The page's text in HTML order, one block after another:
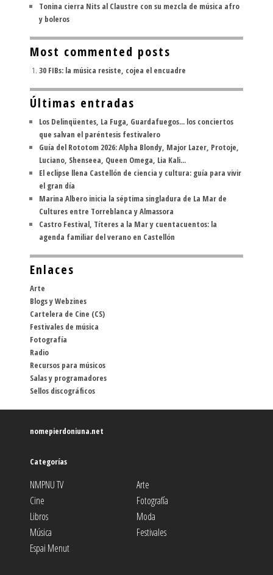
Tonina cierra Nits al Claustre con su mezcla de música afro
y boleros
Most commented posts
30 FIBs: la música resiste, cojea el encuadre
Últimas entradas
Los Delinqüentes, La Fuga, Guardafuegos... los conciertos
que salvan el paréntesis festivalero
Guía del Rototom 2026: Alpha Blondy, Major Lazer, Protoje,
Luciano, Shenseea, Queen Omega, Lia Kali...
El eclipse llena Castellón de ciencia y cultura: guía para vivir
el gran día
Marina Albero inicia la séptima singladura de La Mar de
Cultures entre Torreblanca y Almassora
Castro Festival, Títeres a la Mar y cuentacuentos: la
agenda familiar del verano en Castellón
Enlaces
Arte
Blogs y Webzines
Cartelera de Cine (CS)
Festivales de música
Fotografía
Radio
Recursos para músicos
Salas y programadores
Sellos discográficos
nomepierdoniuna.net
Categorías
NMPNU TV
Arte
Cine
Fotografía
Libros
Moda
Música
Festivales
Espai Menut